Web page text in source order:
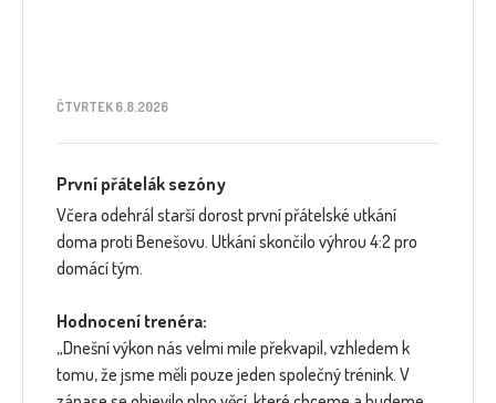
ČTVRTEK 6.8.2026
První přátelák sezóny
Včera odehrál starší dorost první přátelské utkání
doma proti Benešovu. Utkání skončilo výhrou 4:2 pro
domácí tým.
Hodnocení trenéra:
„Dnešní výkon nás velmi mile překvapil, vzhledem k
tomu, že jsme měli pouze jeden společný trénink. V